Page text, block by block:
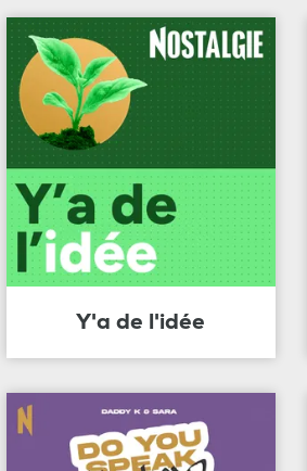
Y'a de l'idée